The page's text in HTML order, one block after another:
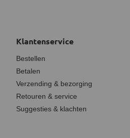
Klantenservice
Bestellen
Betalen
Verzending & bezorging
Retouren & service
Suggesties & klachten